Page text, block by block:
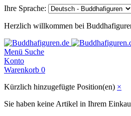
Ihre Sprache:
Herzlich willkommen bei
Menü Suche
Konto
Warenkorb 0
Kürzlich hinzugefügte Position(en) ×
Sie haben keine Artikel in Ihrem